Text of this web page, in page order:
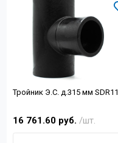
Тройник Э.С. д.315 мм SDR11
16 761.60 руб. /шт.